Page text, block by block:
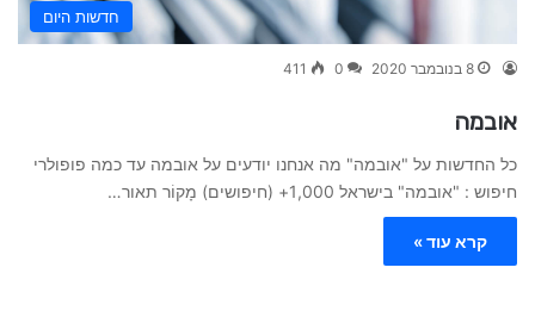
חדשות היום
8 בנובמבר 2020 0
411
אובמה
כל החדשות על "אובמה" מה אנחנו יודעים על אובמה עד כמה פופולרי
חיפוש : "אובמה" בישראל 1,000+ (חיפושים) מָקוֹר תאור…
קרא עוד »